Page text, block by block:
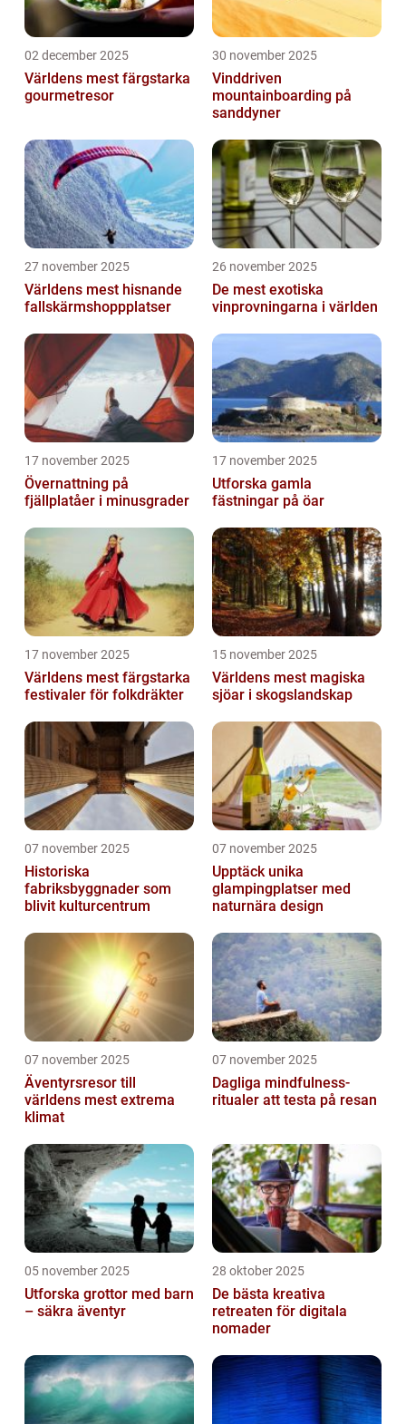
02 december 2025
Världens mest färgstarka
gourmetresor
30 november 2025
Vinddriven
mountainboarding på
sanddyner
27 november 2025
Världens mest hisnande
fallskärmshoppplatser
26 november 2025
De mest exotiska
vinprovningarna i världen
17 november 2025
Övernattning på
fjällplatåer i minusgrader
17 november 2025
Utforska gamla
fästningar på öar
17 november 2025
Världens mest färgstarka
festivaler för folkdräkter
15 november 2025
Världens mest magiska
sjöar i skogslandskap
07 november 2025
Historiska
fabriksbyggnader som
blivit kulturcentrum
07 november 2025
Upptäck unika
glampingplatser med
naturnära design
07 november 2025
Äventyrsresor till
världens mest extrema
klimat
07 november 2025
Dagliga mindfulness-
ritualer att testa på resan
05 november 2025
Utforska grottor med barn
– säkra äventyr
28 oktober 2025
De bästa kreativa
retreaten för digitala
nomader